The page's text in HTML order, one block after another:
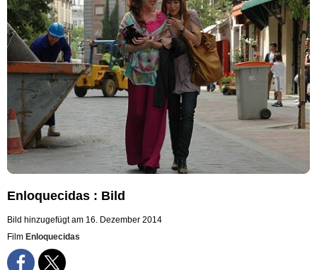
Enloquecidas : Bild
Bild hinzugefügt am 16. Dezember 2014
Film Enloquecidas